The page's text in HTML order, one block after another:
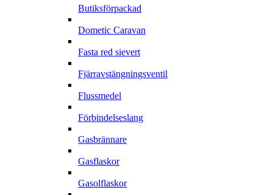
Butiksförpackad
Dometic Caravan
Fasta red sievert
Fjärravstängningsventil
Flussmedel
Förbindelseslang
Gasbrännare
Gasflaskor
Gasolflaskor